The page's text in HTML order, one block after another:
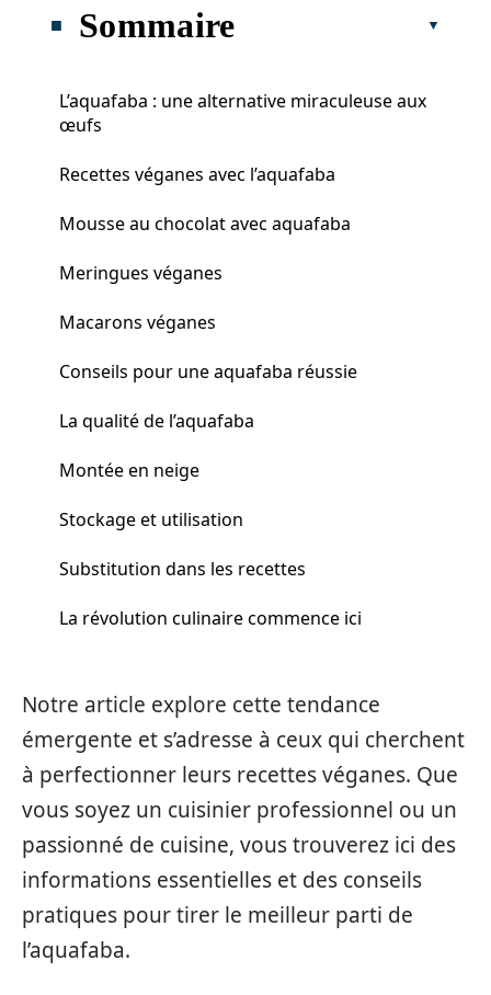
Sommaire
L’aquafaba : une alternative miraculeuse aux
œufs
Recettes véganes avec l’aquafaba
Mousse au chocolat avec aquafaba
Meringues véganes
Macarons véganes
Conseils pour une aquafaba réussie
La qualité de l’aquafaba
Montée en neige
Stockage et utilisation
Substitution dans les recettes
La révolution culinaire commence ici
Notre article explore cette tendance
émergente et s’adresse à ceux qui cherchent
à perfectionner leurs recettes véganes. Que
vous soyez un cuisinier professionnel ou un
passionné de cuisine, vous trouverez ici des
informations essentielles et des conseils
pratiques pour tirer le meilleur parti de
l’aquafaba.